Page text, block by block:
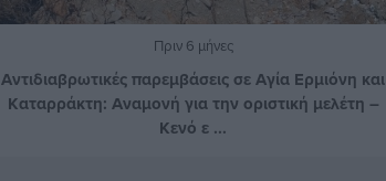
Πριν 6 μήνες
Αντιδιαβρωτικές παρεμβάσεις σε Αγία Ερμιόνη και
Καταρράκτη: Αναμονή για την οριστική μελέτη –
Κενό ε ...